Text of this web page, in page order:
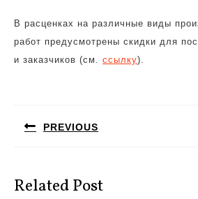
В расценках на различные виды
работ предусмотрены скидки для
и заказчиков (см. ссылку).
записям
PREVIOUS
Related Post